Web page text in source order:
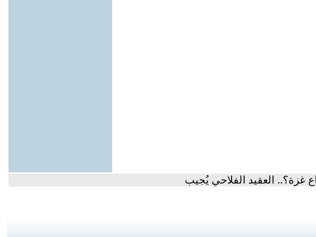
غزة؟.. العقيد الفلاحي يُجيب